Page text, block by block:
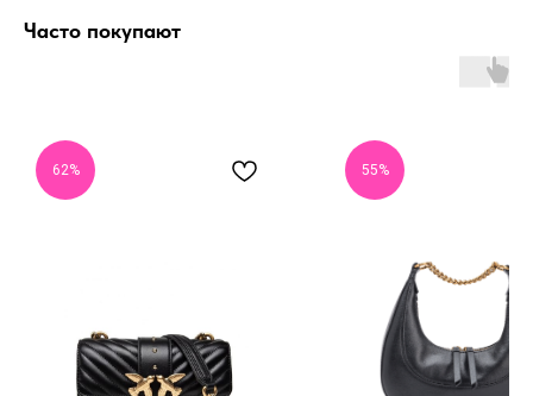
Часто покупают
62% 55%